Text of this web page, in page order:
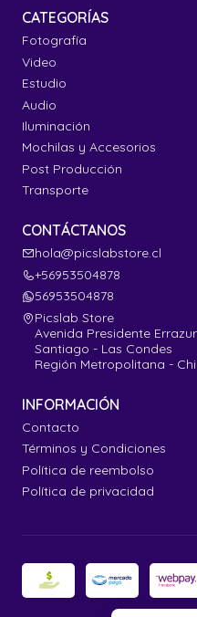
CATEGORÍAS
Fotografía
Video
Estudio
Audio
Iluminación
Mochilas y Accesorios
Post Producción
Transporte
CONTÁCTANOS
hola@picslabstore.cl
+56953504878
56953504878
Picslab Store
Avenida Presidente
Santiago - Las Condes
Región Metropolitana -
INFORMACIÓN
Contacto
Términos y Condiciones
Política de reembolso
Política de privacidad